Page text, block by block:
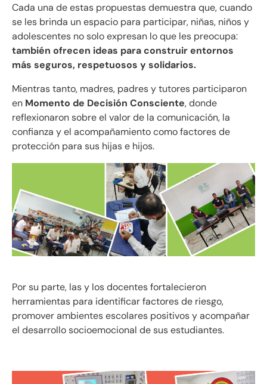
Cada una de estas propuestas demuestra que, cuando
se les brinda un espacio para participar, niñas, niños y
adolescentes no solo expresan lo que les preocupa:
también ofrecen ideas para construir entornos
más seguros, respetuosos y solidarios.
Mientras tanto, madres, padres y tutores participaron
en Momento de Decisión Consciente, donde
reflexionaron sobre el valor de la comunicación, la
confianza y el acompañamiento como factores de
protección para sus hijas e hijos.
Por su parte, las y los docentes fortalecieron
herramientas para identificar factores de riesgo,
promover ambientes escolares positivos y acompañar
el desarrollo socioemocional de sus estudiantes.